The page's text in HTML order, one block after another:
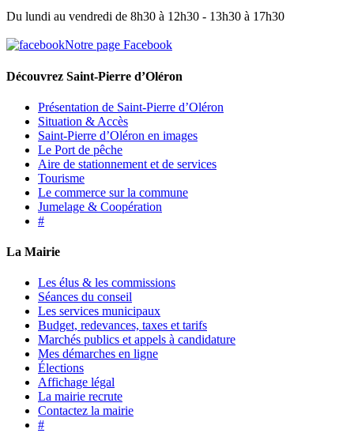
Du lundi au vendredi de 8h30 à 12h30 - 13h30 à 17h30
Notre page Facebook
Découvrez Saint-Pierre d’Oléron
Présentation de Saint-Pierre d’Oléron
Situation & Accès
Saint-Pierre d’Oléron en images
Le Port de pêche
Aire de stationnement et de services
Tourisme
Le commerce sur la commune
Jumelage & Coopération
#
La Mairie
Les élus & les commissions
Séances du conseil
Les services municipaux
Budget, redevances, taxes et tarifs
Marchés publics et appels à candidature
Mes démarches en ligne
Élections
Affichage légal
La mairie recrute
Contactez la mairie
#